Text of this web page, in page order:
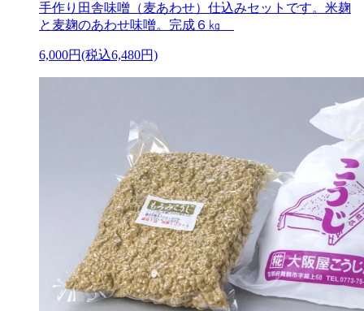
手作り田舎味噌（麦あわせ）仕込みセットです。米麹
と麦麹のあわせ味噌。完成６㎏
6,000円(税込6,480円)